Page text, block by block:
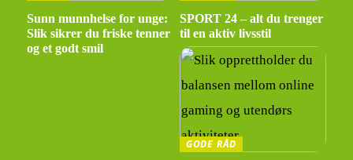
Sunn munnhelse for unge:
Slik sikrer du friske tenner
og et godt smil
SPORT 24 – alt du trenger
til en aktiv livsstil
GODE RÅD